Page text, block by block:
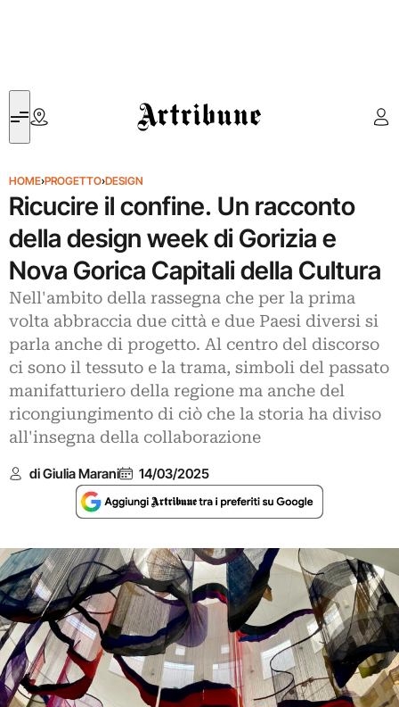
Artribune
HOME›PROGETTO›DESIGN
Ricucire il confine. Un racconto
della design week di Gorizia e
Nova Gorica Capitali della Cultura
Nell'ambito della rassegna che per la prima
volta abbraccia due città e due Paesi diversi si
parla anche di progetto. Al centro del discorso
ci sono il tessuto e la trama, simboli del passato
manifatturiero della regione ma anche del
ricongiungimento di ciò che la storia ha diviso
all'insegna della collaborazione
di Giulia Marani 14/03/2025